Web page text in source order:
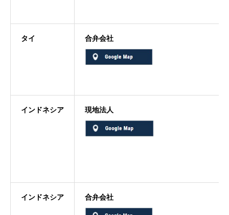
タイ 合弁会社
インドネシア 現地法人
インドネシア 合弁会社